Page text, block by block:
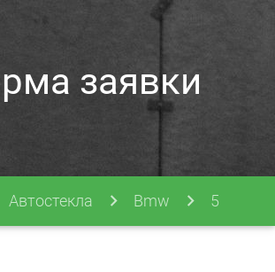
заявки
Автостекла Bmw 5